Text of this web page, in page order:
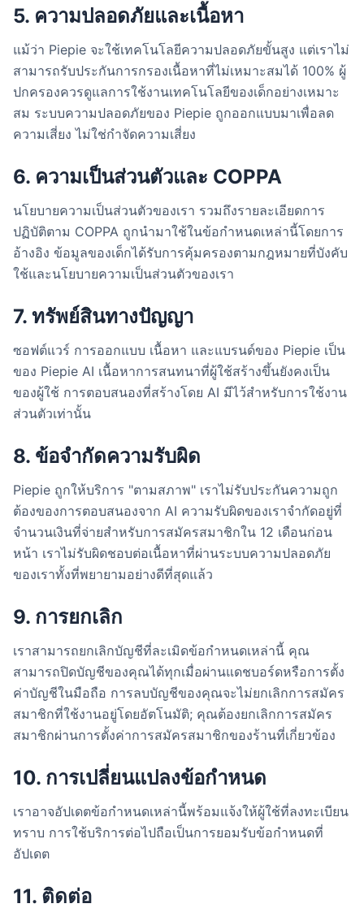
5. ความปลอดภัยและเนื้อหา
แม้ว่า Piepie จะใช้เทคโนโลยีความปลอดภัยขั้นสูง แต่เราไม่
สามารถรับประกันการกรองเนื้อหาที่ไม่เหมาะสมได้ 100% ผู้
ปกครองควรดูแลการใช้งานเทคโนโลยีของเด็กอย่างเหมาะ
สม ระบบความปลอดภัยของ Piepie ถูกออกแบบมาเพื่อลด
ความเสี่ยง ไม่ใช่กำจัดความเสี่ยง
6. ความเป็นส่วนตัวและ COPPA
นโยบายความเป็นส่วนตัวของเรา รวมถึงรายละเอียดการ
ปฏิบัติตาม COPPA ถูกนำมาใช้ในข้อกำหนดเหล่านี้โดยการ
อ้างอิง ข้อมูลของเด็กได้รับการคุ้มครองตามกฎหมายที่บังคับ
ใช้และนโยบายความเป็นส่วนตัวของเรา
7. ทรัพย์สินทางปัญญา
ซอฟต์แวร์ การออกแบบ เนื้อหา และแบรนด์ของ Piepie เป็น
ของ Piepie AI เนื้อหาการสนทนาที่ผู้ใช้สร้างขึ้นยังคงเป็น
ของผู้ใช้ การตอบสนองที่สร้างโดย AI มีไว้สำหรับการใช้งาน
ส่วนตัวเท่านั้น
8. ข้อจำกัดความรับผิด
Piepie ถูกให้บริการ "ตามสภาพ" เราไม่รับประกันความถูก
ต้องของการตอบสนองจาก AI ความรับผิดของเราจำกัดอยู่ที่
จำนวนเงินที่จ่ายสำหรับการสมัครสมาชิกใน 12 เดือนก่อน
หน้า เราไม่รับผิดชอบต่อเนื้อหาที่ผ่านระบบความปลอดภัย
ของเราทั้งที่พยายามอย่างดีที่สุดแล้ว
9. การยกเลิก
เราสามารถยกเลิกบัญชีที่ละเมิดข้อกำหนดเหล่านี้ คุณ
สามารถปิดบัญชีของคุณได้ทุกเมื่อผ่านแดชบอร์ดหรือการตั้ง
ค่าบัญชีในมือถือ การลบบัญชีของคุณจะไม่ยกเลิกการสมัคร
สมาชิกที่ใช้งานอยู่โดยอัตโนมัติ; คุณต้องยกเลิกการสมัคร
สมาชิกผ่านการตั้งค่าการสมัครสมาชิกของร้านที่เกี่ยวข้อง
10. การเปลี่ยนแปลงข้อกำหนด
เราอาจอัปเดตข้อกำหนดเหล่านี้พร้อมแจ้งให้ผู้ใช้ที่ลงทะเบียน
ทราบ การใช้บริการต่อไปถือเป็นการยอมรับข้อกำหนดที่
อัปเดต
11. ติดต่อ